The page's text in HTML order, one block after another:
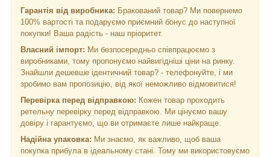
Гарантія від виробника: Бракований товар? Ми повернемо
100% вартості та подаруємо приємний бонус до наступної
покупки! Ваша радість - наш пріоритет.
Власний імпорт: Ми безпосередньо співпрацюємо з
виробниками, тому пропонуємо найвигідніші ціни на ринку.
Знайшли дешевше ідентичний товар? - телефонуйте, і ми
зробимо вам пропозицію, від якої неможливо відмовитися!
Перевірка перед відправкою: Кожен товар проходить
ретельну перевірку перед відправкою. Ми цінуємо вашу
довіру і гарантуємо, що ви отримаєте лише найкраще.
Надійна упаковка: Ми знаємо, як важливо, щоб ваша
покупка прибула в ідеальному стані. Тому ми використовуємо